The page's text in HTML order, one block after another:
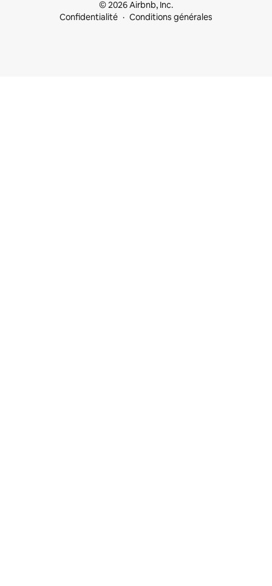
© 2026 Airbnb, Inc.
Confidentialité
Conditions générales